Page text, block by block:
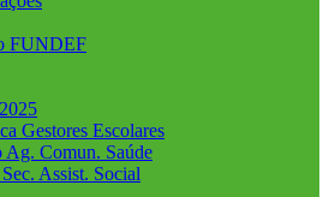
FUNDEF
Gestores Escolares
Ag. Comun. Saúde
Assist. Social